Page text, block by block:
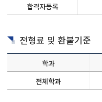
합격자등록
전형료 및 환불기준
학과
전체학과